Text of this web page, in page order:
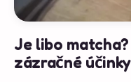
Je libo
zázračné